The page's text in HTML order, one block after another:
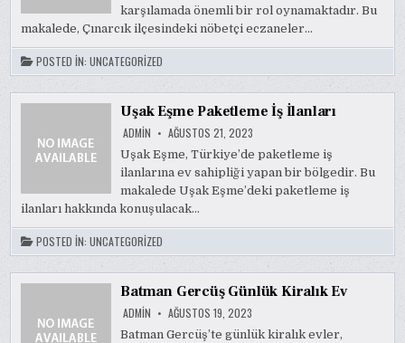
karşılamada önemli bir rol oynamaktadır. Bu
makalede, Çınarcık ilçesindeki nöbetçi eczaneler…
POSTED IN:UNCATEGORIZED
Uşak Eşme Paketleme İş İlanları
ADMIN AĞUSTOS 21, 2023
Uşak Eşme, Türkiye’de paketleme iş
ilanlarına ev sahipliği yapan bir bölgedir. Bu
makalede Uşak Eşme’deki paketleme iş
ilanları hakkında konuşulacak…
POSTED IN:UNCATEGORIZED
Batman Gercüş Günlük Kiralık Ev
ADMIN AĞUSTOS 19, 2023
Batman Gercüş’te günlük kiralık evler,